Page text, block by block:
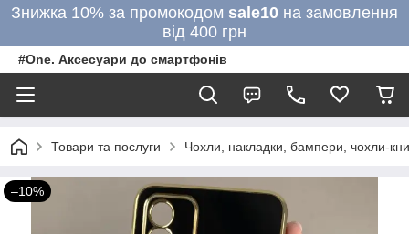
Знижка 10% за промокодом sale10 на замовлення
від 400 грн
#One. Аксесуари до смартфонів
Товари та послуги Чохли, накладки, бампери, чохли-
–10%